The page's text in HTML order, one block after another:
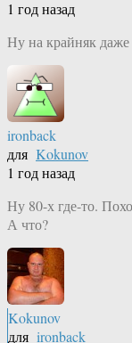
1 год назад
Ну на крайняк даже
ironback
для Kokunov
1 год назад
Ну 80-х где-то.
А что?
Kokunov
для ironback